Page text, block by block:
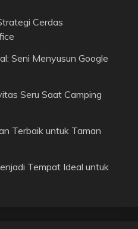
Cerdas
Seni Menyusun Google
Seru Saat Camping
Terbaik untuk Taman
Tempat Ideal untuk